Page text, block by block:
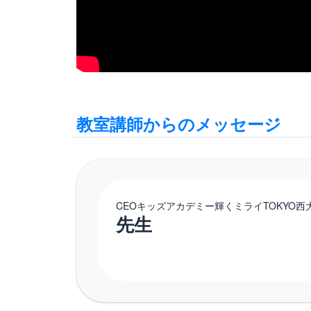
教室講師からのメッセージ
CEOキッズアカデミー輝くミライTOKYO西
先⽣